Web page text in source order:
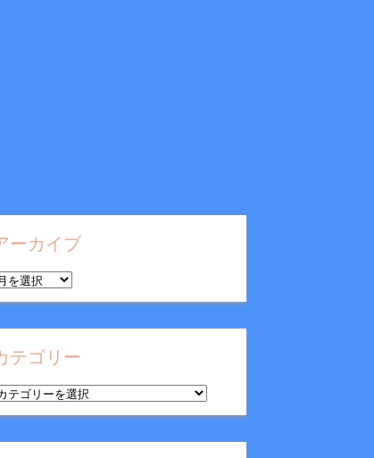
ーカイブ
ア
テゴリー